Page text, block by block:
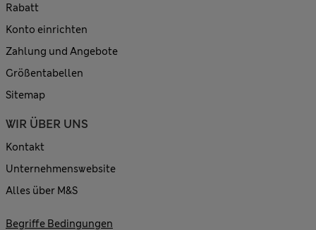
Rabatt
Konto einrichten
Zahlung und Angebote
Größentabellen
Sitemap
WIR ÜBER UNS
Kontakt
Unternehmenswebsite
Alles über M&S
Begriffe Bedingungen